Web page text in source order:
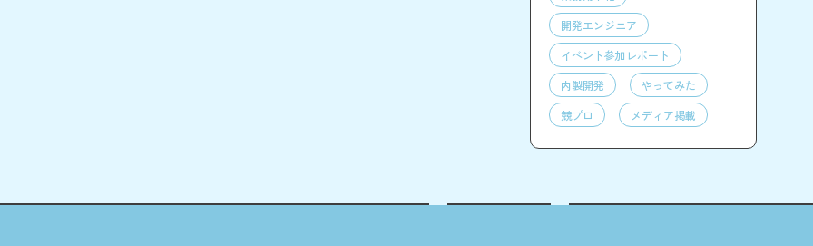
開発エンジニア
イベント参加レポート
内製開発
やってみた
競プロ
メディア掲載